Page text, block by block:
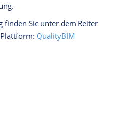
finden Sie unter dem Reiter
Plattform: QualityBIM